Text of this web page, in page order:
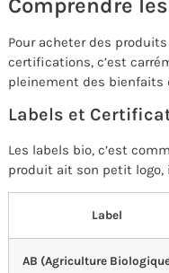
Pour acheter des
certifications, c’est
pleinement des bienfaits
Labels et
Les labels bio, c’est
produit ait son petit logo,
Label
AB (Agriculture